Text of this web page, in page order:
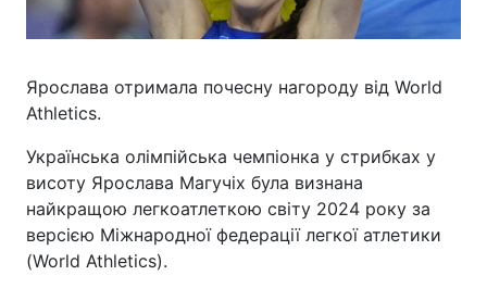
Ярослава отримала почесну нагороду від World
Athletics.
Українська олімпійська чемпіонка у стрибках у
висоту Ярослава Магучіх була визнана
найкращою легкоатлеткою світу 2024 року за
версією Міжнародної федерації легкої атлетики
(World Athletics).